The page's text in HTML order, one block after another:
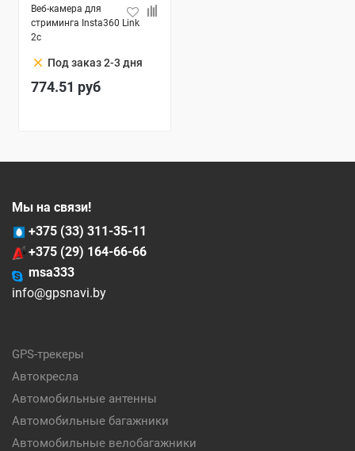
Веб-камера для
стриминга Insta360 Link
2c
clear Под заказ 2-3 дня
774.51 руб
Мы на связи!
+375 (33) 311-35-11
+375 (29) 164-66-66
msa333
info@gpsnavi.by
GPS-трекеры
Автокресла
Автомобильные антенны
Автомобильные багажники
Автомобильные велобагажники